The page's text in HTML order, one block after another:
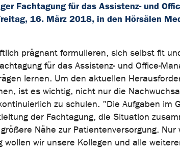
Fachtagung für das Assistenz- und
16. März 2018, in den Hörsälen
prägnant formulieren, sich selbst fit
für das Assistenz- und Office-
lernen. Um den aktuellen
ist es wichtig, nicht nur die
zu schulen. "Die Aufgaben im
der Fachtagung, die Situation
Nähe zur Patientenversorgung.
wir unsere Kollegen und alle